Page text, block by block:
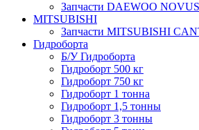
Запчасти DAEWOO NOVUS
MITSUBISHI
Запчасти MITSUBISHI
Гидроборта
Б/У Гидроборта
Гидроборт 500 кг
Гидроборт 750 кг
Гидроборт 1 тонна
Гидроборт 1,5 тонны
Гидроборт 3 тонны